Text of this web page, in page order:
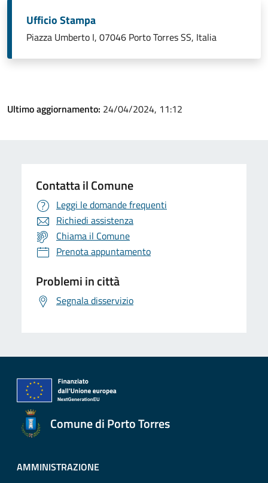
Ufficio Stampa
Piazza Umberto I, 07046 Porto Torres SS, Italia
Ultimo aggiornamento: 24/04/2024, 11:12
Contatta il Comune
Leggi le domande frequenti
Richiedi assistenza
Chiama il Comune
Prenota appuntamento
Problemi in città
Segnala disservizio
Comune di Porto Torres
AMMINISTRAZIONE